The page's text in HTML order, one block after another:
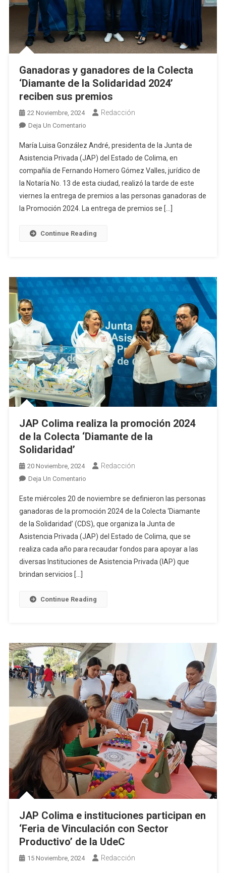
Ganadoras y ganadores de la Colecta
‘Diamante de la Solidaridad 2024’
reciben sus premios
22 Noviembre, 2024 Redacción
Deja Un ComentarioEn
Y
Ganadores
De
La
Colecta
‘Diamante
La
Sus
Premios
María Luisa González André, presidenta de la Junta de
Asistencia Privada (JAP) del Estado de Colima, en
compañía de Fernando Homero Gómez Valles, jurídico de
la Notaría No. 13 de esta ciudad, realizó la tarde de este
viernes la entrega de premios a las personas ganadoras de
la Promoción 2024. La entrega de premios se […]
Continue Reading
JAP Colima realiza la promoción 2024
de la Colecta ‘Diamante de la
Solidaridad’
20 Noviembre, 2024 Redacción
Deja Un ComentarioEn
Colima
Realiza
La
Promoción
2024
De
Este miércoles 20 de noviembre se definieron las personas
ganadoras de la promoción 2024 de la Colecta ‘Diamante
de la Solidaridad’ (CDS), que organiza la Junta de
Asistencia Privada (JAP) del Estado de Colima, que se
realiza cada año para recaudar fondos para apoyar a las
diversas Instituciones de Asistencia Privada (IAP) que
brindan servicios […]
Continue Reading
JAP Colima e instituciones participan en
‘Feria de Vinculación con Sector
Productivo’ de la UdeC
15 Noviembre, 2024 Redacción